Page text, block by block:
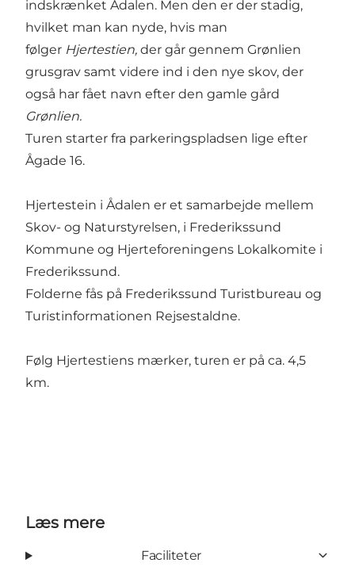
indskrænket Ådalen. Men den er der stadig,
hvilket man kan nyde, hvis man
følger Hjertestien, der går gennem Grønlien
grusgrav samt videre ind i den nye skov, der
også har fået navn efter den gamle gård
Grønlien.
Turen starter fra parkeringspladsen lige efter
Ågade 16.
Hjertestein i Ådalen er et samarbejde mellem
Skov- og Naturstyrelsen, i Frederikssund
Kommune og Hjerteforeningens Lokalkomite i
Frederikssund.
Folderne fås på Frederikssund Turistbureau og
Turistinformationen Rejsestaldne.
Følg Hjertestiens mærker, turen er på ca. 4,5
km.
Læs mere
Faciliteter